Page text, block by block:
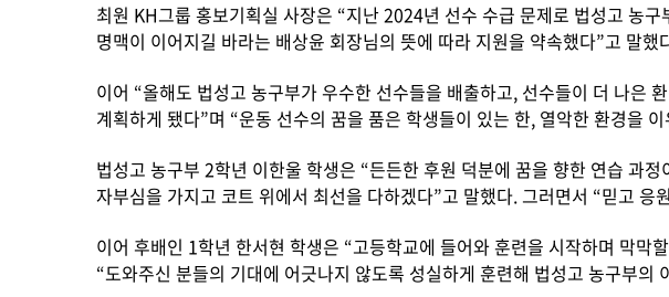
최원 KH그룹 홍보기획실 사장은 “지난 2024년 선수 수급 문제로 법성고 농
명맥이 이어지길 바라는 배상윤 회장님의 뜻에 따라 지원을 약속했다”고 말했
이어 “올해도 법성고 농구부가 우수한 선수들을 배출하고, 선수들이 더 나은
계획하게 됐다”며 “운동 선수의 꿈을 품은 학생들이 있는 한, 열악한 환경을
법성고 농구부 2학년 이한울 학생은 “든든한 후원 덕분에 꿈을 향한 연습 과
자부심을 가지고 코트 위에서 최선을 다하겠다”고 말했다. 그러면서 “믿고
이어 후배인 1학년 한서현 학생은 “고등학교에 들어와 훈련을 시작하며 막
“도와주신 분들의 기대에 어긋나지 않도록 성실하게 훈련해 법성고 농구부